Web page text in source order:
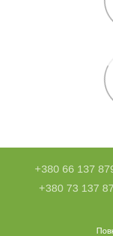
+380 66 137
+380 73 137